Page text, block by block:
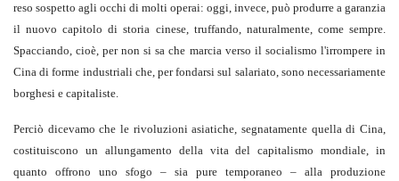
reso sospetto agli occhi di molti operai: oggi, invece, può produrre a garanzia
il nuovo capitolo di storia cinese, truffando, naturalmente, come sempre.
Spacciando, cioè, per non si sa che marcia verso il so­cialismo l'irrompere in
Cina di forme in­dustriali che, per fondarsi sul salariato, sono necessariamente
borghesi e capitaliste.
Perciò dicevamo che le rivoluzioni asia­tiche, segnatamente quella di Cina,
costi­tuiscono un allungamento della vita del ca­pitalismo mondiale, in
quanto offrono uno sfogo – sia pure temporaneo – alla produ­zione